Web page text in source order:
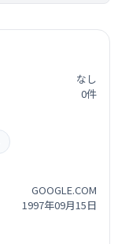
なし
0件
GOOGLE.COM
1997年09月15日